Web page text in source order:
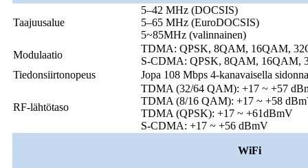
Taajuusalue
5–42 MHz (DOCSIS)
5–65 MHz (EuroDOCSIS)
5~85MHz (valinnainen)
Modulaatio
TDMA: QPSK, 8QAM, 16QAM,
S-CDMA: QPSK, 8QAM, 16QAM,
Tiedonsiirtonopeus
Jopa 108 Mbps 4-kanavaisella
RF-lähtötaso
TDMA (32/64 QAM): +17 ~ +57
TDMA (8/16 QAM): +17 ~ +58
TDMA (QPSK): +17 ~ +61dBmV
S-CDMA: +17 ~ +56 dBmV
WiFi